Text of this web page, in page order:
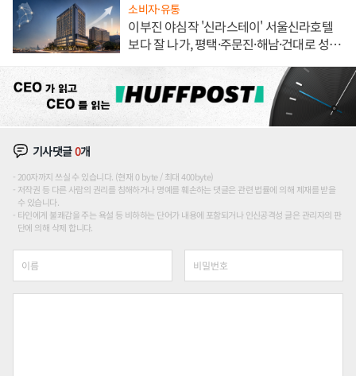
소비자·유통
이부진 야심작 '신라스테이' 서울신라호텔
보다 잘 나가, 평택·주문진·해남·건대로 성
기사댓글0개
200자까지 쓰실 수 있습니다. (현재 0 byte / 최대 400byte)
저작권 등 다른 사람의 권리를 침해하거나 명예를 훼손하는 댓글은 관련 법률에 의해 제재를 받을
수 있습니다.
타인에게 불쾌감을 주는 욕설 등 비하하는 단어가 내용에 포함되거나 인신공격성 글은 관리자의 판
단에 의해 삭제 합니다.